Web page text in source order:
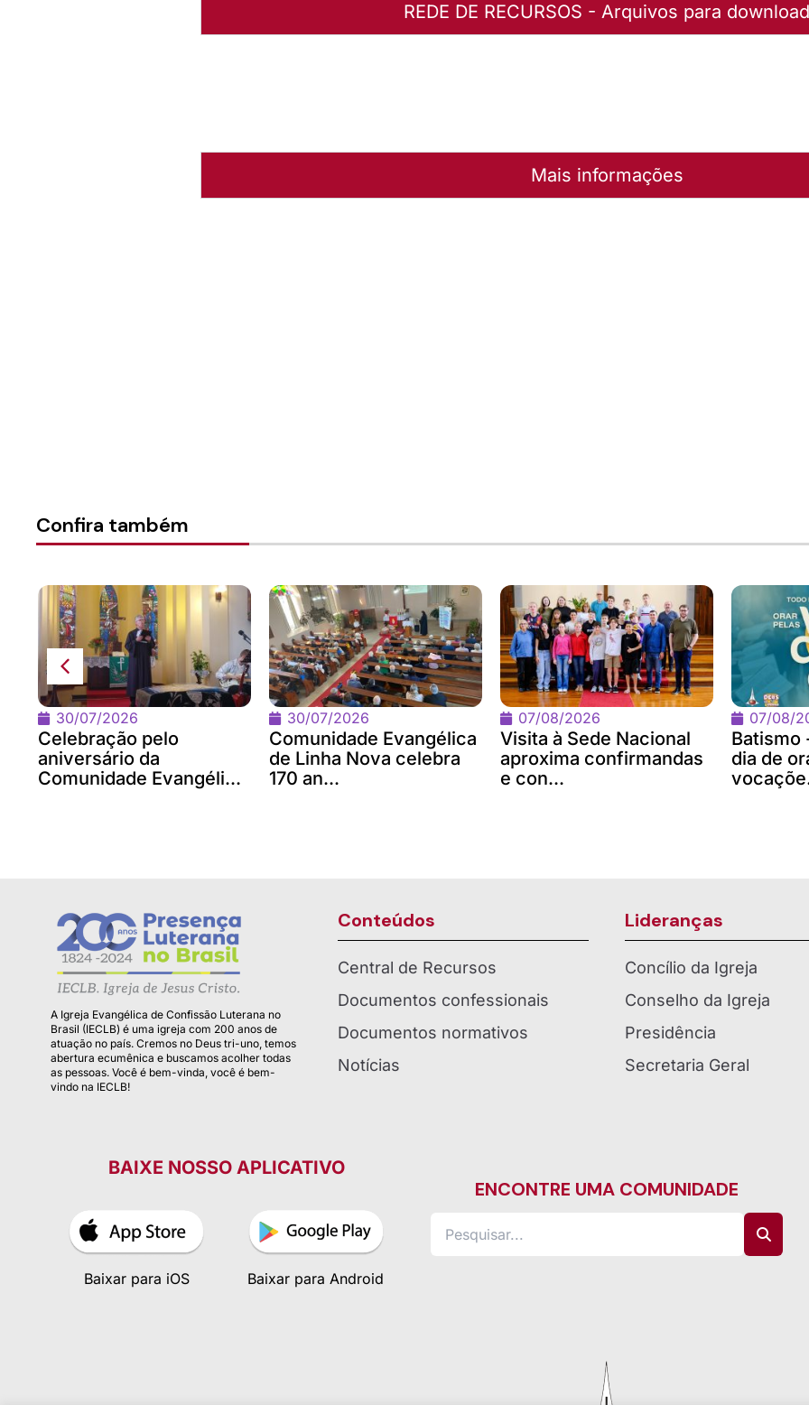
REDE DE RECURSOS - Arquivos para download
Mais informações
Confira também
30/07/2026
Celebração pelo
aniversário da
Comunidade Evangéli...
30/07/2026
Comunidade Evangélica
de Linha Nova celebra
170 an...
07/08/2026
Visita à Sede Nacional
aproxima confirmandas
e con...
07/08/
Batismo
dia de
A Igreja Evangélica de Confissão Luterana no
Brasil (IECLB) é uma igreja com 200 anos de
atuação no país. Cremos no Deus tri-uno, temos
abertura ecumênica e buscamos acolher todas
as pessoas. Você é bem-vinda, você é bem-
vindo na IECLB!
Conteúdos
Central de Recursos
Documentos confessionais
Documentos normativos
Notícias
Lideranças
Concílio da Igreja
Conselho da Igreja
Presidência
Secretaria Geral
BAIXE NOSSO APLICATIVO
Baixar para iOS Baixar para Android
ENCONTRE UMA COMUNIDADE